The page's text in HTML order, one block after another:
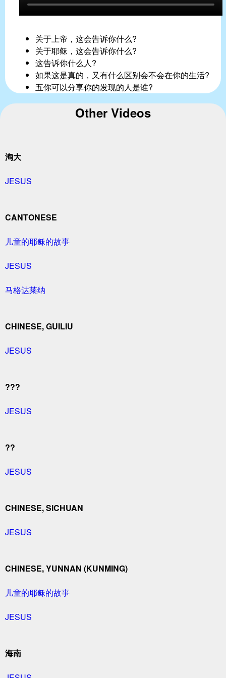
关于上帝，这会告诉你什么?
关于耶稣，这会告诉你什么?
这告诉你什么人?
如果这是真的，又有什么区别会不会在你的生活?
五你可以分享你的发现的人是谁?
Other Videos
淘大
JESUS
CANTONESE
儿童的耶稣的故事
JESUS
马格达莱纳
CHINESE, GUILIU
JESUS
???
JESUS
??
JESUS
CHINESE, SICHUAN
JESUS
CHINESE, YUNNAN (KUNMING)
儿童的耶稣的故事
JESUS
海南